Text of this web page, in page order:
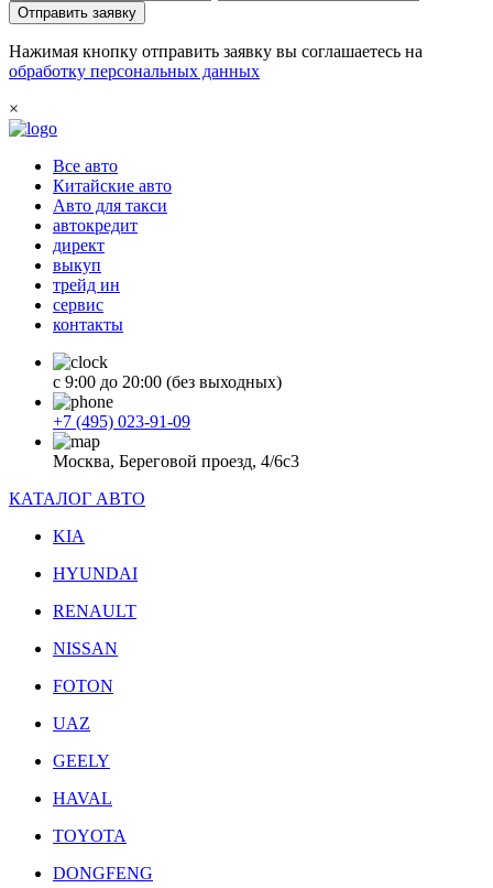
Отправить заявку
Нажимая кнопку отправить заявку вы соглашаетесь на
обработку персональных данных
×
Все авто
Китайские авто
Авто для такси
автокредит
директ
выкуп
трейд ин
сервис
контакты
с 9:00 до 20:00 (без выходных)
+7 (495) 023-91-09
Москва, Береговой проезд, 4/6с3
КАТАЛОГ АВТО
KIA
HYUNDAI
RENAULT
NISSAN
FOTON
UAZ
GEELY
HAVAL
TOYOTA
DONGFENG